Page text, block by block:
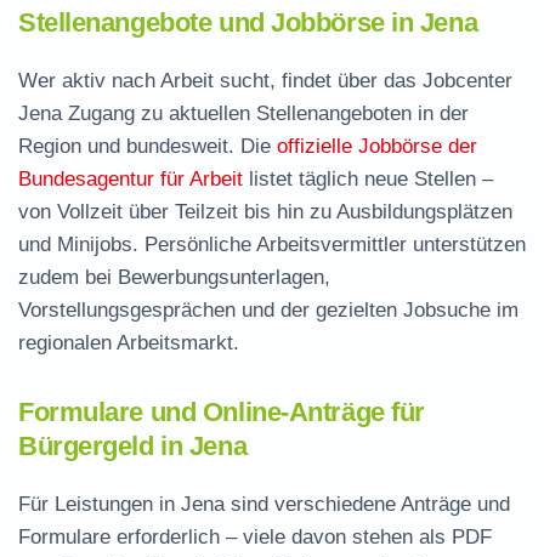
Stellenangebote und Jobbörse in Jena
Wer aktiv nach Arbeit sucht, findet über das Jobcenter
Jena Zugang zu aktuellen Stellenangeboten in der
Region und bundesweit. Die offizielle Jobbörse der
Bundesagentur für Arbeit listet täglich neue Stellen –
von Vollzeit über Teilzeit bis hin zu Ausbildungsplätzen
und Minijobs. Persönliche Arbeitsvermittler unterstützen
zudem bei Bewerbungsunterlagen,
Vorstellungsgesprächen und der gezielten Jobsuche im
regionalen Arbeitsmarkt.
Formulare und Online-Anträge für
Bürgergeld in Jena
Für Leistungen in Jena sind verschiedene Anträge und
Formulare erforderlich – viele davon stehen als PDF